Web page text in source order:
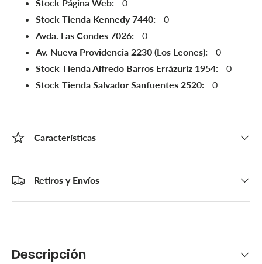
Stock Página Web:
0
Stock Tienda Kennedy 7440:
0
Avda. Las Condes 7026:
0
Av. Nueva Providencia 2230 (Los Leones):
0
Stock Tienda Alfredo Barros Errázuriz 1954:
0
Stock Tienda Salvador Sanfuentes 2520:
0
Características
Retiros y Envíos
Descripción